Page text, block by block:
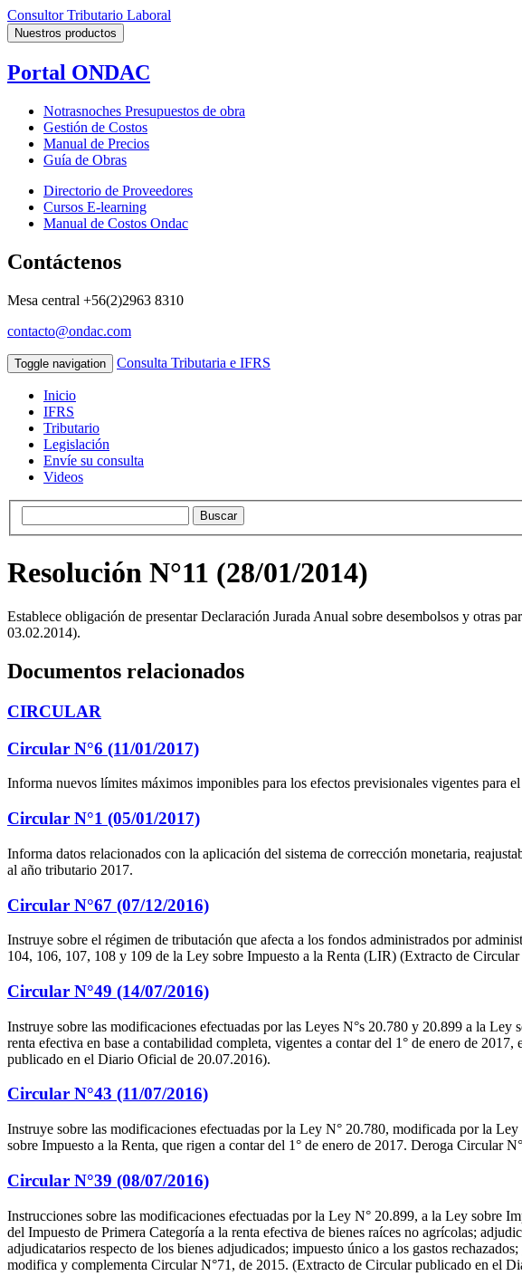
Consultor Tributario Laboral
Nuestros productos
Portal ONDAC
Notrasnoches Presupuestos de obra
Gestión de Costos
Manual de Precios
Guía de Obras
Directorio de Proveedores
Cursos E-learning
Manual de Costos Ondac
Contáctenos
Mesa central +56(2)2963 8310
contacto@ondac.com
Toggle navigation Consulta Tributaria e IFRS
Inicio
IFRS
Tributario
Legislación
Envíe su consulta
Videos
Resolución N°11 (28/01/2014)
Establece obligación de presentar Declaración Jurada Anual sobre desembolsos y
03.02.2014).
Documentos relacionados
CIRCULAR
Circular N°6 (11/01/2017)
Informa nuevos límites máximos imponibles para los efectos previsionales vigentes para
Circular N°1 (05/01/2017)
Informa datos relacionados con la aplicación del sistema de corrección monetaria,
al año tributario 2017.
Circular N°67 (07/12/2016)
Instruye sobre el régimen de tributación que afecta a los fondos administrados por
104, 106, 107, 108 y 109 de la Ley sobre Impuesto a la Renta (LIR) (Extracto de
Circular N°49 (14/07/2016)
Instruye sobre las modificaciones efectuadas por las Leyes N°s 20.780 y 20.899 a la Ley
renta efectiva en base a contabilidad completa, vigentes a contar del 1° de enero de
publicado en el Diario Oficial de 20.07.2016).
Circular N°43 (11/07/2016)
Instruye sobre las modificaciones efectuadas por la Ley N° 20.780, modificada por la
sobre Impuesto a la Renta, que rigen a contar del 1° de enero de 2017. Deroga
Circular N°39 (08/07/2016)
Instrucciones sobre las modificaciones efectuadas por la Ley N° 20.899, a la Ley sobre
del Impuesto de Primera Categoría a la renta efectiva de bienes raíces no agrícolas;
adjudicatarios respecto de los bienes adjudicados; impuesto único a los gastos
modifica y complementa Circular N°71, de 2015. (Extracto de Circular publicado en el